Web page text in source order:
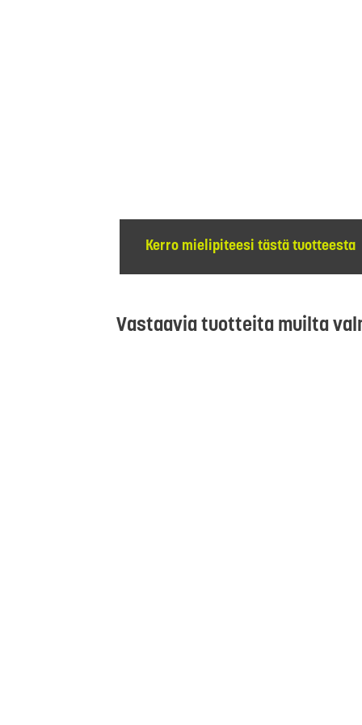
Kerro mielipiteesi tästä tuotteesta
Vastaavia tuotteita muilta